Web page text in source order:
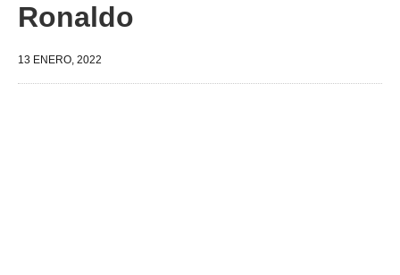
Ronaldo
13 ENERO, 2022